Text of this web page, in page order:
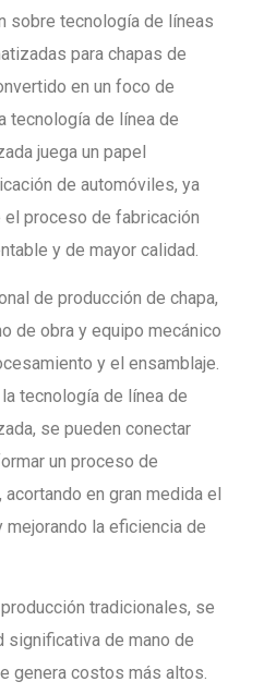
sobre tecnología de líneas
para chapas de
en un foco de
tecnología de línea de
juega un papel
de automóviles, ya
el proceso de fabricación
y de mayor calidad.
de producción de chapa,
de obra y equipo mecánico
y el ensamblaje.
tecnología de línea de
se pueden conectar
un proceso de
en gran medida el
la eficiencia de
tradicionales, se
significativa de mano de
genera costos más altos.